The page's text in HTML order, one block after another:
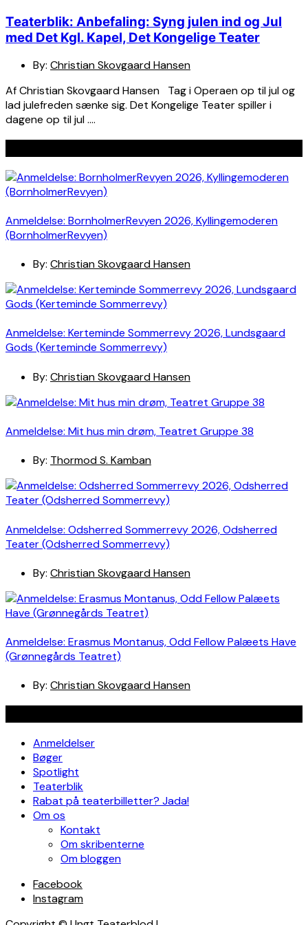
Teaterblik: Anbefaling: Syng julen ind og Jul
med Det Kgl. Kapel, Det Kongelige Teater
By: Christian Skovgaard Hansen
Af Christian Skovgaard Hansen Tag i Operaen op til jul og
lad julefreden sænke sig. Det Kongelige Teater spiller i
dagene op til jul ….
Anmeldelse: BornholmerRevyen 2026, Kyllingemoderen
(BornholmerRevyen)
By: Christian Skovgaard Hansen
Anmeldelse: Kerteminde Sommerrevy 2026, Lundsgaard
Gods (Kerteminde Sommerrevy)
By: Christian Skovgaard Hansen
Anmeldelse: Mit hus min drøm, Teatret Gruppe 38
By: Thormod S. Kamban
Anmeldelse: Odsherred Sommerrevy 2026, Odsherred
Teater (Odsherred Sommerrevy)
By: Christian Skovgaard Hansen
Anmeldelse: Erasmus Montanus, Odd Fellow Palæets Have
(Grønnegårds Teatret)
By: Christian Skovgaard Hansen
Anmeldelser
Bøger
Spotlight
Teaterblik
Rabat på teaterbilletter? Jada!
Om os
Kontakt
Om skribenterne
Om bloggen
Facebook
Instagram